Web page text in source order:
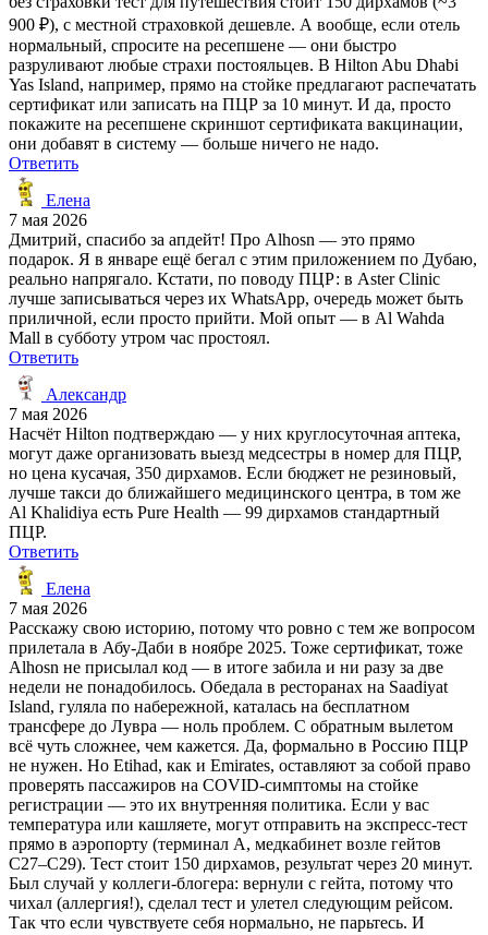
900 ₽), с местной страховкой дешевле. А вообще, если отель
нормальный, спросите на ресепшене — они быстро
разруливают любые страхи постояльцев. В Hilton Abu Dhabi
Yas Island, например, прямо на стойке предлагают распечатать
сертификат или записать на ПЦР за 10 минут. И да, просто
покажите на ресепшене скриншот сертификата вакцинации,
они добавят в систему — больше ничего не надо.
Ответить
Елена
7 мая 2026
Дмитрий, спасибо за апдейт! Про Alhosn — это прямо
подарок. Я в январе ещё бегал с этим приложением по Дубаю,
реально напрягало. Кстати, по поводу ПЦР: в Aster Clinic
лучше записываться через их WhatsApp, очередь может быть
приличной, если просто прийти. Мой опыт — в Al Wahda
Mall в субботу утром час простоял.
Ответить
Александр
7 мая 2026
Насчёт Hilton подтверждаю — у них круглосуточная аптека,
могут даже организовать выезд медсестры в номер для ПЦР,
но цена кусачая, 350 дирхамов. Если бюджет не резиновый,
лучше такси до ближайшего медицинского центра, в том же
Al Khalidiya есть Pure Health — 99 дирхамов стандартный
ПЦР.
Ответить
Елена
7 мая 2026
Расскажу свою историю, потому что ровно с тем же вопросом
прилетала в Абу-Даби в ноябре 2025. Тоже сертификат, тоже
Alhosn не присылал код — в итоге забила и ни разу за две
недели не понадобилось. Обедала в ресторанах на Saadiyat
Island, гуляла по набережной, каталась на бесплатном
трансфере до Лувра — ноль проблем. С обратным вылетом
всё чуть сложнее, чем кажется. Да, формально в Россию ПЦР
не нужен. Но Etihad, как и Emirates, оставляют за собой право
проверять пассажиров на COVID-симптомы на стойке
регистрации — это их внутренняя политика. Если у вас
температура или кашляете, могут отправить на экспресс-тест
прямо в аэропорту (терминал А, медкабинет возле гейтов
С27–С29). Тест стоит 150 дирхамов, результат через 20 минут.
Был случай у коллеги-блогера: вернули с гейта, потому что
чихал (аллергия!), сделал тест и улетел следующим рейсом.
Так что если чувствуете себя нормально, не парьтесь. И